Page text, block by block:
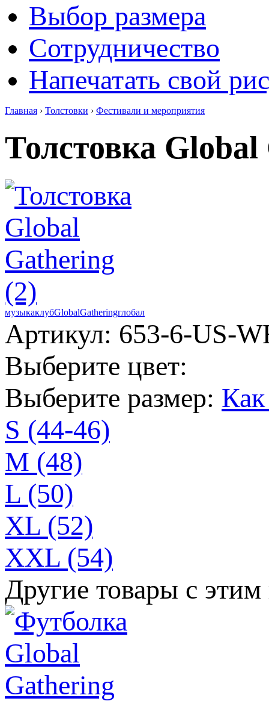
Выбор размера
Сотрудничество
Напечатать свой
Главная › Толстовки › Фестивали и мероприятия
Толстовка
музыкаклубGlobalGatheringглобал
Артикул: 653-6-US-
Выберите цвет:
Выберите размер:
S (44-46)
M (48)
L (50)
XL (52)
XXL (54)
Другие товары с